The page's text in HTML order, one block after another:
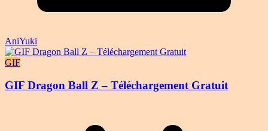
AniYuki
GIF
GIF Dragon Ball Z – Téléchargement Gratuit